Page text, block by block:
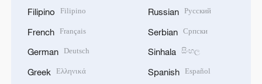
Filipino Filipino
French Français
German Deutsch
Greek Ελληνικά
Russian Русский
Serbian Српски
Sinhala සිංහල
Spanish Español